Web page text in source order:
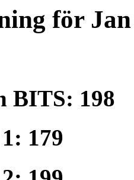
för
BITS: 198
179